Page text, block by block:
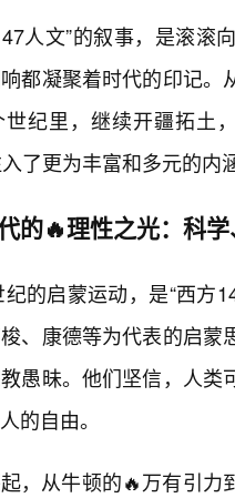
人文”的叙事，是滚滚
都凝聚着时代的印记
纪里，继续开疆拓土
了更为丰富和多元的内
的🔥理性之光：科
的启蒙运动，是“西方
、康德等为代表的启
愚昧。他们坚信，人
的自由。
，从牛顿的🔥万有引力